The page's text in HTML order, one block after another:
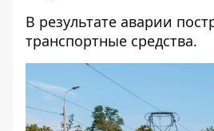
В результате аварии
транспортные средства.